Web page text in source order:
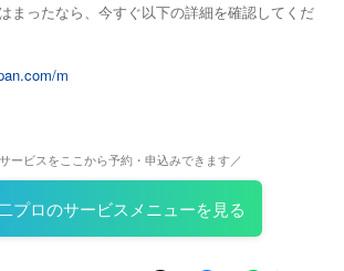
まったなら、今すぐ以下の詳細を確認してくだ
m
ービスをここから予約・申込みできます／
プロのサービスメニューを見る